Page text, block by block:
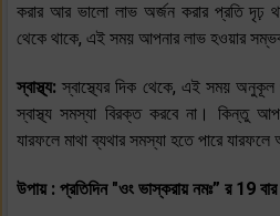
করার আর ভালো লাভ অর্জন করার প্রতি দৃঢ়
থেকে থাকে, এই সময় আপনার লাভ হওয়ার
স্বাস্থ্য:স্বাস্থ্যের দিক থেকে, এই সময়
স্বাস্থ্য সমস্যা বিরক্ত করবে না। কিন্তু
যারফলে মাথা ব্যথার সমস্যা হতে পারে
উপায় : প্রতিদিন "ওং ভাস্করায় নমঃ” র 19